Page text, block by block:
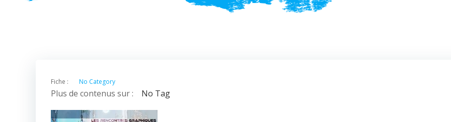
Fiche : No Category
Plus de contenus sur : No Tag